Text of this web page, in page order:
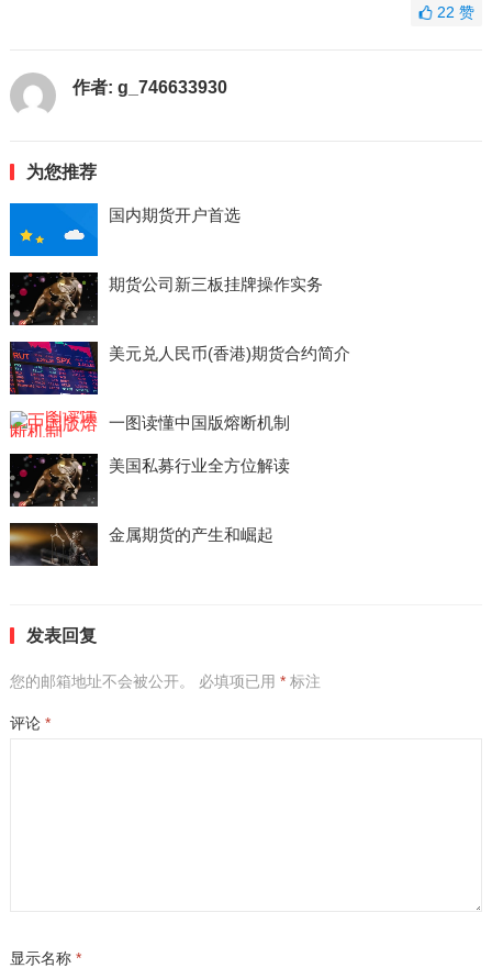
22赞
作者: g_746633930
为您推荐
国内期货开户首选
期货公司新三板挂牌操作实务
美元兑人民币(香港)期货合约简介
一图读懂中国版熔断机制
美国私募行业全方位解读
金属期货的产生和崛起
发表回复
您的邮箱地址不会被公开。 必填项已用 *标注
评论 *
显示名称 *